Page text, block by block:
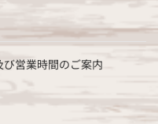
営業時間のご案内